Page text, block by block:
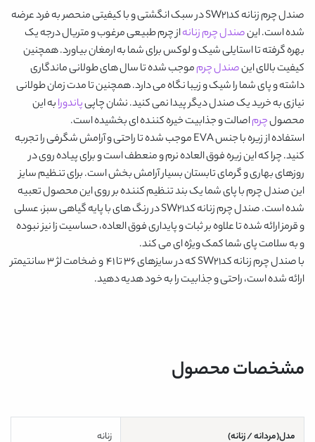
صندل چرم زنانه کدSW21
در سبک انگشتی و با کیفیتی منحصر به فرد عرضه
شده است. اینصندل چرم زنانهاز چرم طبیعی مرغوب و متریال درجه یک
بهره گرفته تا استایلی شیک و لوکس برای شما به ارمغان بیاورد. همچنین
کیفیت بالای اینصندل چرمموجب شده تا سال های طولانی ماندگاری
داشته و پای شما را شیک و زیبا نگاه می دارد. همچنین تا مدت زمان طولانی
نیازی به خرید یک صندل دیگر پیدا نمی کنید. نشان چاپیپاندورابه این
محصولچرماصالت و جذابیت خیره کننده ای بخشیده است.
استفاده از زیره با جنس EVA موجب شده تا راحتی و آرامش شگرفی را تجربه
کنید. چرا که این زیره فوق العاده نرم و منعطف است و برای پیاده روی در
روزهای بهاری و گرمای تابستان بسیار آرامش بخش است. برای تنظیم سایز
این صندل چرم با پای شما یک بند تنظیم کننده بر روی این محصول تعبیه
شده است.صندل چرم زنانه کدSW21 در رنگ های با پایه گیاهیسبز، عسلی
و قرمزارائه شده تا علاوه بر ثبات و پایداری فوق العاده، حساسیت زا نیز نبوده
و به سلامت پای شما کمک ویژه ای می کند.
صندل چرم زنانه کدSW21
که در سایزهای 36 تا 41 و ضخامت لژ 3 سانتیمتر
ارائه شده است، راحتی و جذابیت را به خود هدیه دهید.
مشخصات محصول
مدل(مردانه / زنانه) زنانه